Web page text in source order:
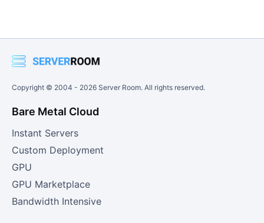
Copyright © 2004 - 2026 Server Room. All rights reserved.
Bare Metal Cloud
Instant Servers
Custom Deployment
GPU
GPU Marketplace
Bandwidth Intensive